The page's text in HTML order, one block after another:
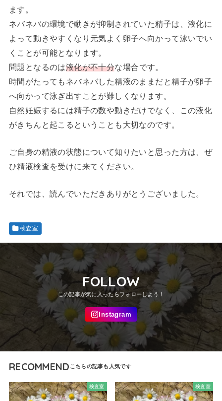
ます。
ネバネバの環境で動きが抑制されていた精子は、液化に
よって動きやすくなり元気よく卵子へ向かって泳いでい
くことが可能となります。
問題となるのは液化が不十分な場合です。
時間がたってもネバネバした精液のままだと精子が卵子
へ向かって泳ぎ出すことが難しくなります。
自然妊娠するには精子の数や動きだけでなく、この液化
がきちんと起こるということも大切なのです。
ご自身の精液の状態について知りたいと思った方は、ぜ
ひ精液検査を受けに来てください。
それでは、読んでいただきありがとうございました。
検査室
FOLLOW
RECOMMEND
検査室 検査室